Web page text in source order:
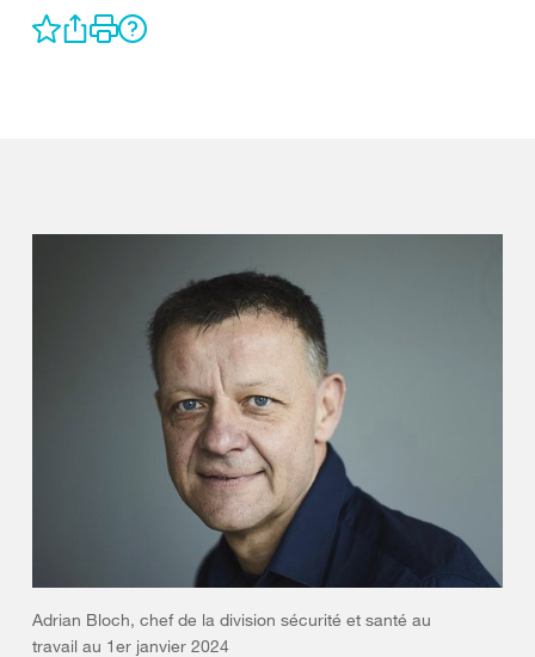
Adrian Bloch, chef de la division sécurité et santé au
travail au 1er janvier 2024